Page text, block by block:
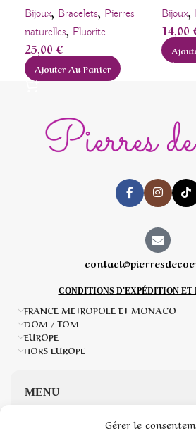
Gérer le
Bijoux, Bracelets, Pierres
naturelles, Fluorite
25,00€
Ajouter Au Panier
Bijoux,
14,00
CONDITIONS D'EXPÉDITION ET
FRANCE METROPOLE ET MONACO
DOM / TOM
EUROPE
HORS EUROPE
MENU